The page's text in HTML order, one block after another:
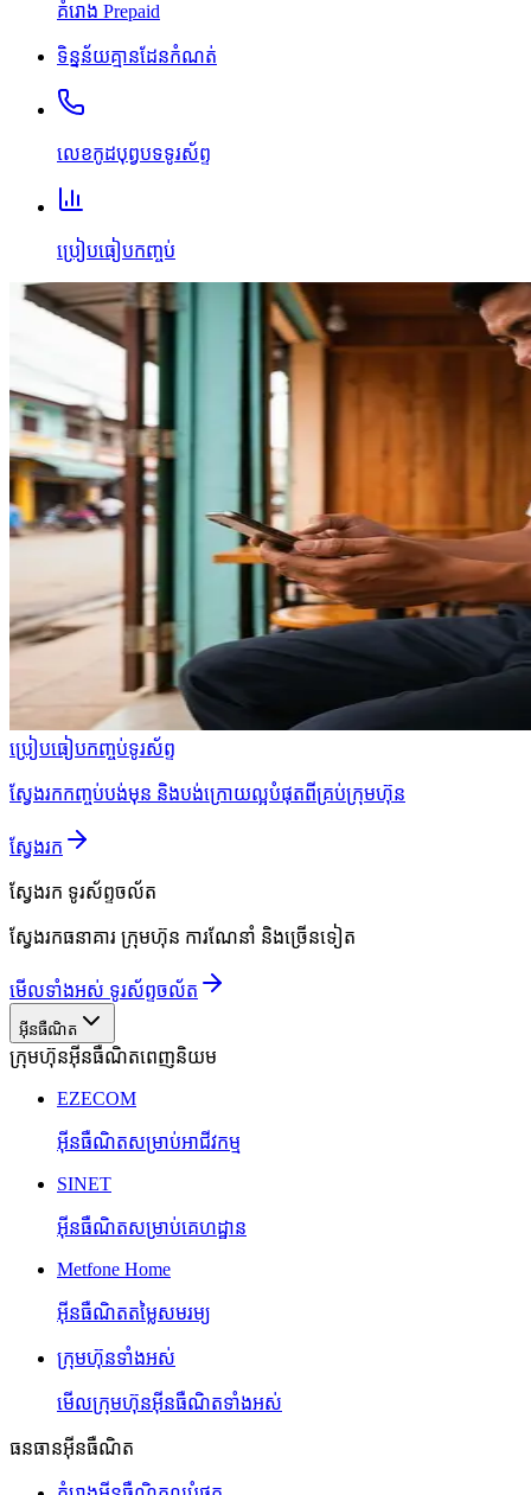
គំរោង Prepaid
ទិន្នន័យគ្មានដែនកំណត់
លេខកូដបុព្វបទទូរស័ព្ទ
ប្រៀបធៀបកញ្ចប់
ប្រៀបធៀបកញ្ចប់ទូរស័ព្ទ
ស្វែងរកកញ្ចប់បង់មុន និងបង់ក្រោយល្អបំផុតពីគ្រប់ក្រុមហ៊ុន
ស្វែងរក
ស្វែងរក ទូរស័ព្ទចល័ត
ស្វែងរកធនាគារ ក្រុមហ៊ុន ការណែនាំ និងច្រើនទៀត
មើលទាំងអស់ ទូរស័ព្ទចល័ត
អ៊ីនធឺណិត
ក្រុមហ៊ុនអ៊ីនធឺណិតពេញនិយម
EZECOM
អ៊ីនធឺណិតសម្រាប់អាជីវកម្ម
SINET
អ៊ីនធឺណិតសម្រាប់គេហដ្ឋាន
Metfone Home
អ៊ីនធឺណិតតម្លៃសមរម្យ
ក្រុមហ៊ុនទាំងអស់
មើលក្រុមហ៊ុនអ៊ីនធឺណិតទាំងអស់
ធនធានអ៊ីនធឺណិត